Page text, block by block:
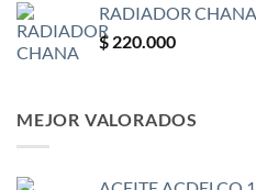
RADIADOR CHANA
$ 220.000
MEJOR VALORADOS